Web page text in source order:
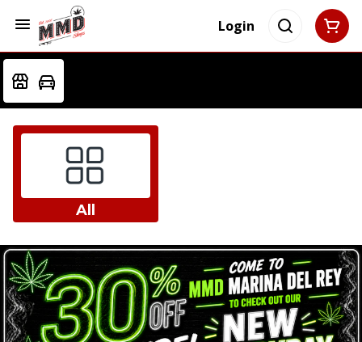
Login
All